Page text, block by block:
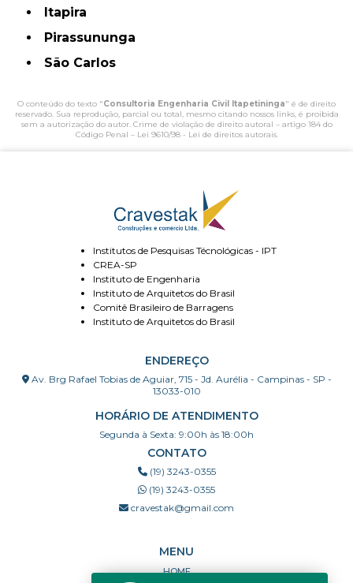
Itapira
Pirassununga
São Carlos
O conteúdo do texto "Consultoria Engenharia Civil Itapetininga" é de direito
reservado. Sua reprodução, parcial ou total, mesmo citando nossos links, é proibida
sem a autorização do autor. Crime de violação de direito autoral – artigo 184 do
Código Penal – Lei 9610/98 - Lei de direitos autorais.
Institutos de Pesquisas Técnológicas - IPT
CREA-SP
Instituto de Engenharia
Instituto de Arquitetos do Brasil
Comitê Brasileiro de Barragens
Instituto de Arquitetos do Brasil
ENDEREÇO
Av. Brg Rafael Tobias de Aguiar, 715 - Jd. Aurélia - Campinas - SP -
13033-010
HORÁRIO DE ATENDIMENTO
Segunda à Sexta: 9:00h às 18:00h
CONTATO
(19) 3243-0355
(19) 3243-0355
cravestak@gmail.com
MENU
HOME